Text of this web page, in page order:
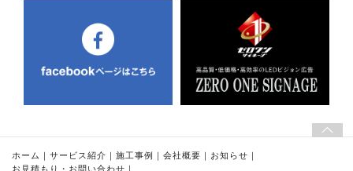
ホーム ｜ サービス紹介 ｜ 施工事例 ｜ 会社概要 ｜ お知らせ ｜
お見積もり・お問い合わせ ｜